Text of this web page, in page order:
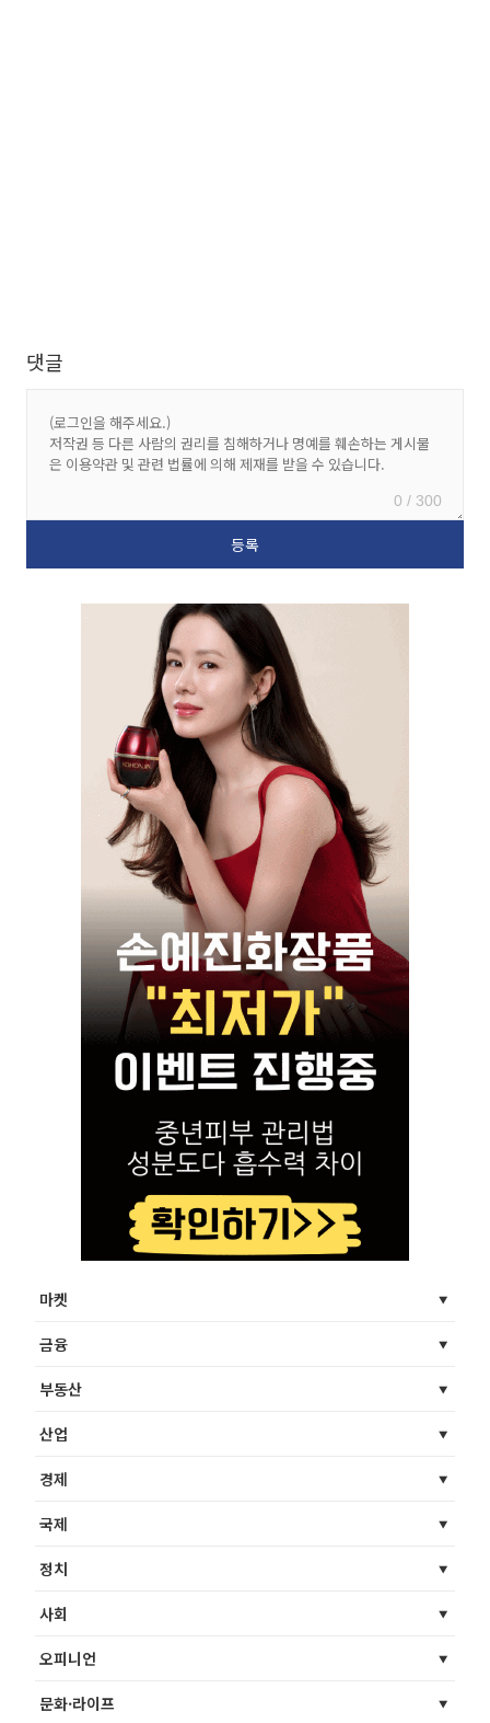
댓글
0 / 300
마켓
금융
부동산
산업
경제
국제
정치
사회
오피니언
문화·라이프